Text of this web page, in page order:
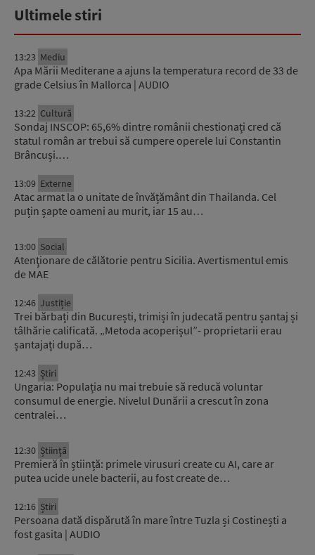
Ultimele stiri
13:23 Mediu
Apa Mării Mediterane a ajuns la temperatura record de 33 de
grade Celsius în Mallorca | AUDIO
13:22 Cultură
Sondaj INSCOP: 65,6% dintre românii chestionați cred că
statul român ar trebui să cumpere operele lui Constantin
Brâncuși.…
13:09 Externe
Atac armat la o unitate de învățământ din Thailanda. Cel
puțin șapte oameni au murit, iar 15 au…
13:00 Social
Atenţionare de călătorie pentru Sicilia. Avertismentul emis
de MAE
12:46 Justiție
Trei bărbați din București, trimiși în judecată pentru șantaj și
tâlhărie calificată. „Metoda acoperișul”- proprietarii erau
șantajați după…
12:43 Știri
Ungaria: Populația nu mai trebuie să reducă voluntar
consumul de energie. Nivelul Dunării a crescut în zona
centralei…
12:30 Știinţă
Premieră în știință: primele virusuri create cu AI, care ar
putea ucide unele bacterii, au fost create de…
12:16 Știri
Persoana dată dispărută în mare între Tuzla și Costinești a
fost gasita | AUDIO